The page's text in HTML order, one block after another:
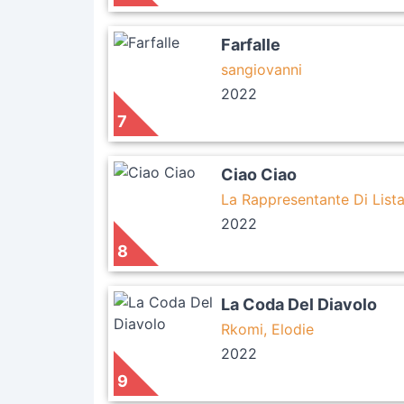
7
Farfalle
sangiovanni
2022
8
Ciao Ciao
La Rappresentante Di Lista
2022
9
La Coda Del Diavolo
Rkomi, Elodie
2022